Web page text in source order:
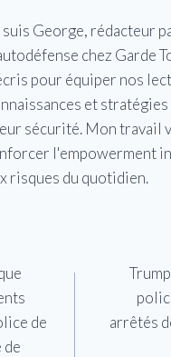
suis George, rédacteur
chez Garde
pour équiper nos
et
sécurité. Mon travail
l'empowerment
risques du quotidien.
de
de
arrêtés